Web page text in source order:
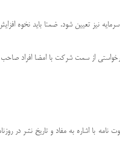
نیز تعیین شود. ضمنا باید نخوه
درخواستی از سمت شرکت با امضا افراد
با اشاره به مفاد و تاریخ نشر در